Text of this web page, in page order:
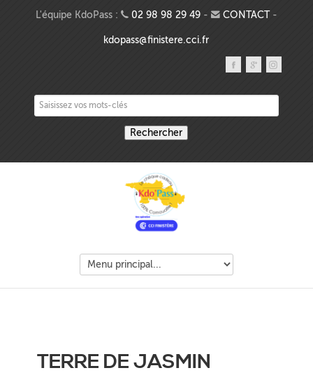
Aller au contenu principal
L'équipe KdoPass : 02 98 98 29 49- CONTACT-
kdopass@finistere.cci.fr
Saisissez vos mots-clés
TERRE DE JASMIN